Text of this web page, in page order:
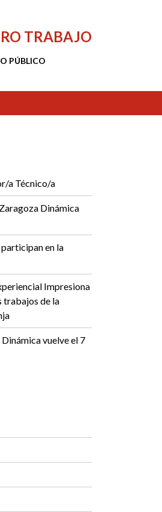
TRABAJO
PÚBLICO
a Técnico/a
Dinámica
en la
Impresiona
trabajos de la
vuelve el 7